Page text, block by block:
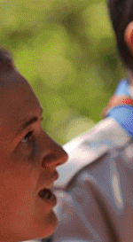
Exporter les lignes
Exporter toutes
Exporter
Menu
<
>
Pédagogie
Vie Spirituelle
Outils et